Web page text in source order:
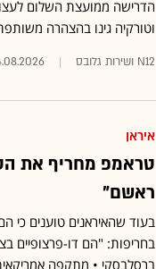
הדרישה ממועצת השלום
וטורקיה גינו בהצהרה
N12 ושירות גלובס
איראן
טראמפ מחריף את
ראשם"
בעוד שהאיראנים טוענים כי
בחריפות: "הם דו-פרצופיים
ברסלבסקי • מתקפה